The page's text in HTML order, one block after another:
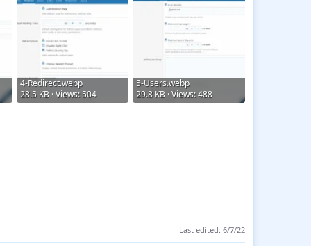
and folder ActivitySummary.
4-Redirect.webp
28.5 KB · Views: 504
5-Users.webp
29.8 KB · Views: 488
Last edited: 6/7/22